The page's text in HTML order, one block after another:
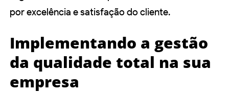
por excelência e satisfação do cliente.
Implementando a gestão
da qualidade total na sua
empresa